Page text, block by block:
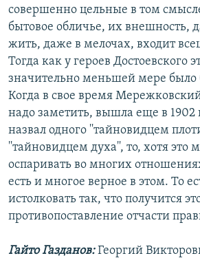
совершенно цельные в том
бытовое обличье, их внешность,
жить, даже в мелочах, входит
Тогда как у героев Достоевского
значительно меньшей мере было
Когда в свое время
надо заметить, вышла еще в 1902
назвал одного ''тайновидцем
''тайновидцем духа'', то, хотя это
оспаривать во многих
есть и многое верное в этом. То
истолковать так, что получится
противопоставление отчасти
Гайто Газданов:Георгий